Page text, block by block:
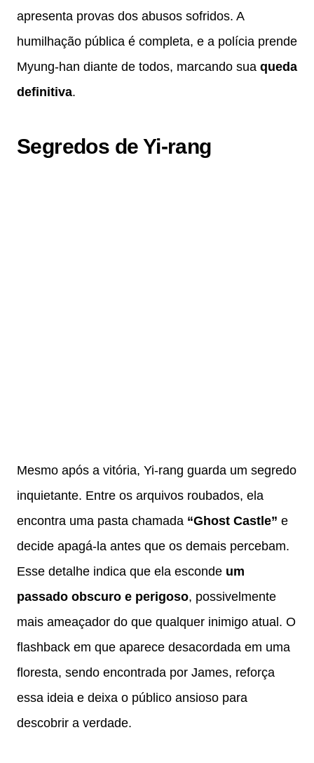
apresenta provas dos abusos sofridos. A
humilhação pública é completa, e a polícia prende
Myung-han diante de todos, marcando sua queda
definitiva.
Segredos de Yi-rang
Mesmo após a vitória, Yi-rang guarda um segredo
inquietante. Entre os arquivos roubados, ela
encontra uma pasta chamada “Ghost Castle” e
decide apagá-la antes que os demais percebam.
Esse detalhe indica que ela esconde um
passado obscuro e perigoso, possivelmente
mais ameaçador do que qualquer inimigo atual. O
flashback em que aparece desacordada em uma
floresta, sendo encontrada por James, reforça
essa ideia e deixa o público ansioso para
descobrir a verdade.